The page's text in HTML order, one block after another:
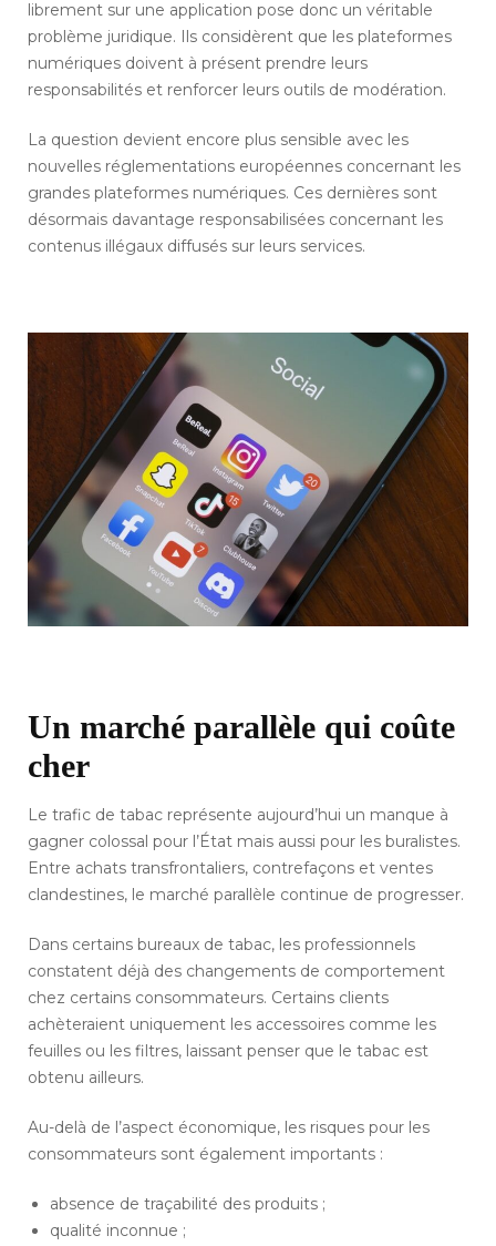
librement sur une application pose donc un véritable
problème juridique. Ils considèrent que les plateformes
numériques doivent à présent prendre leurs
responsabilités et renforcer leurs outils de modération.
La question devient encore plus sensible avec les
nouvelles réglementations européennes concernant les
grandes plateformes numériques. Ces dernières sont
désormais davantage responsabilisées concernant les
contenus illégaux diffusés sur leurs services.
Un marché parallèle qui coûte
cher
Le trafic de tabac représente aujourd’hui un manque à
gagner colossal pour l’État mais aussi pour les buralistes.
Entre achats transfrontaliers, contrefaçons et ventes
clandestines, le marché parallèle continue de progresser.
Dans certains bureaux de tabac, les professionnels
constatent déjà des changements de comportement
chez certains consommateurs. Certains clients
achèteraient uniquement les accessoires comme les
feuilles ou les filtres, laissant penser que le tabac est
obtenu ailleurs.
Au-delà de l’aspect économique, les risques pour les
consommateurs sont également importants :
absence de traçabilité des produits ;
qualité inconnue ;